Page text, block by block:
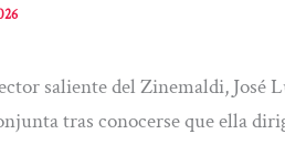
saliente del Zinemaldi, José
tras conocerse que ella